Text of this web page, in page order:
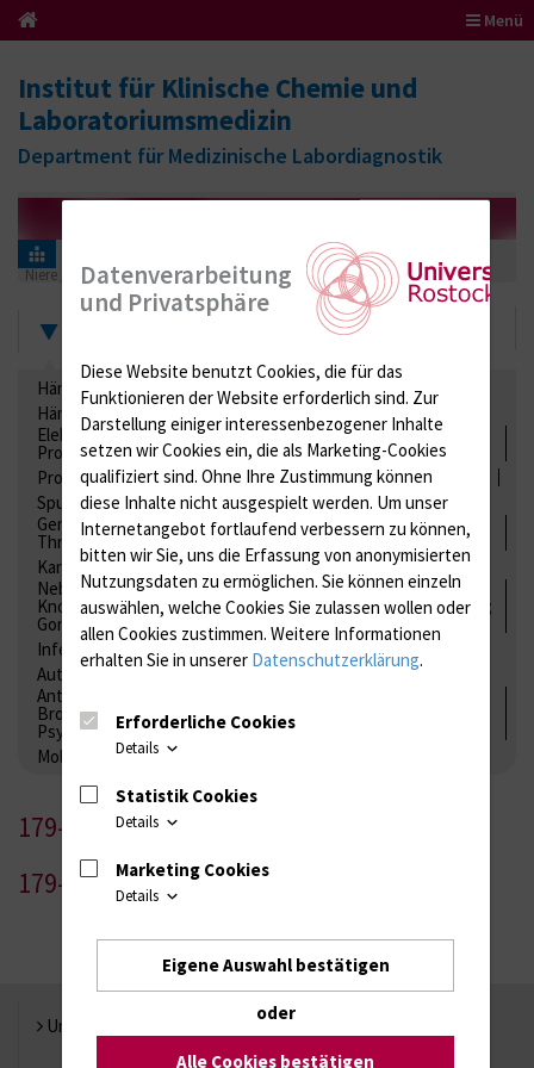
Menü
Institut für Klinische Chemie und
Laboratoriumsmedizin
Department für Medizinische Labordiagnostik
Ringversuchszertifikate
Niere / Harnwege
179 (Urinkontrollen 05 Hormone) 2020
Zertifikate
Hämatologie / Anämie
Retikulozyten
Hämoglobinelektrophorese
Liquordiagnostik
Elektrolyte, Enzyme, Substrate, Metabolite, Blutalkohol,
Proteine
Proteine
Lipide / Lipoproteine Niere / Harnwege
Spurenelemente
Säuren-Basen-Status
Gerinnung / Gerinnungsaktivierung / Gerinnungsfaktoren /
Thrombozytenfunktion / Antikoagulation
Kardiale Marker
Tumormarker
Interleukine
Nebenniere / Niere; Nebenschilddrüse ( Ca-Stoffwechsel /
Knochen; Hypophyse / Wachstum; Gestroinaltrakt / Vitamine;
Gonaden / Zyklus / Sterilität
Infektionsserologie
Allergiediagnostik
Immunologie
Autoimmundiagnostik
Antibiotika, Zystostatika, Immunsuppressiva, Amaleptika,
Bronchospasmolytika, Antiepileptika, Kardiaka,
Psychpharmaka
Molekulare Diagnostik
179-1
179-2
Universität Rostock
Datenverarbeitung
und Privatsphäre
Diese Website benutzt Cookies, die für das
Funktionieren der Website erforderlich sind. Zur
Darstellung einiger interessenbezogener Inhalte
setzen wir Cookies ein, die als Marketing-Cookies
qualifiziert sind. Ohne Ihre Zustimmung können
diese Inhalte nicht ausgespielt werden. Um unser
Internetangebot fortlaufend verbessern zu können,
bitten wir Sie, uns die Erfassung von anonymisierten
Nutzungsdaten zu ermöglichen. Sie können einzeln
auswählen, welche Cookies Sie zulassen wollen oder
allen Cookies zustimmen. Weitere Informationen
erhalten Sie in unserer Datenschutzerklärung.
Erforderliche Cookies
Details
Statistik Cookies
Details
Marketing Cookies
Details
Eigene Auswahl bestätigen
oder
Alle Cookies bestätigen